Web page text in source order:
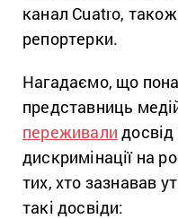
канал Cuatro,
репортерки.
Нагадаємо, що
представниць
переживали
дискримінації на
тих, хто зазнавав
такі досвіди: